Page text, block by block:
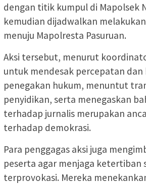
dengan titik kumpul di Mapolsek
kemudian dijadwalkan
menuju Mapolresta Pasuruan.
Aksi tersebut, menurut
untuk mendesak percepatan dan
penegakan hukum, menuntut
penyidikan, serta menegaskan
terhadap jurnalis merupakan
terhadap demokrasi.
Para penggagas aksi juga
peserta agar menjaga ketertiban
terprovokasi. Mereka